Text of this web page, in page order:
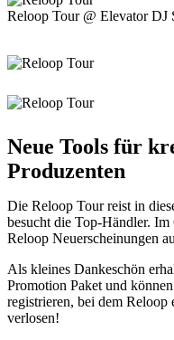
Reloop Tour @ Elevator DJ
Neue Tools für
Produzenten
Die Reloop Tour reist in
besucht die Top-Händler.
Reloop Neuerscheinungen
Als kleines Dankeschön
Promotion Paket und
registrieren, bei dem
verlosen!